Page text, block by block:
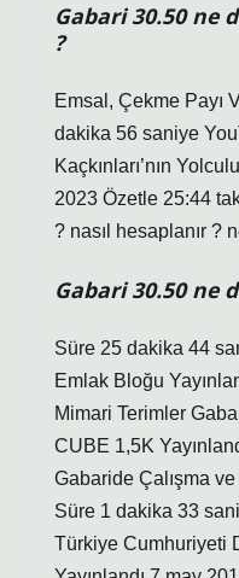
Gabari 30.50 ne
?
Emsal, Çekme Payı
dakika 56 saniye
Kaçkınları’nın
2023 Özetle 25:44
? nasıl hesaplanır ?
Gabari 30.50 ne
Süre 25 dakika 44
Emlak Bloğu
Mimari Terimler
CUBE 1,5K
Gabaride Çalışma ve
Süre 1 dakika 33
Türkiye Cumhuriyeti